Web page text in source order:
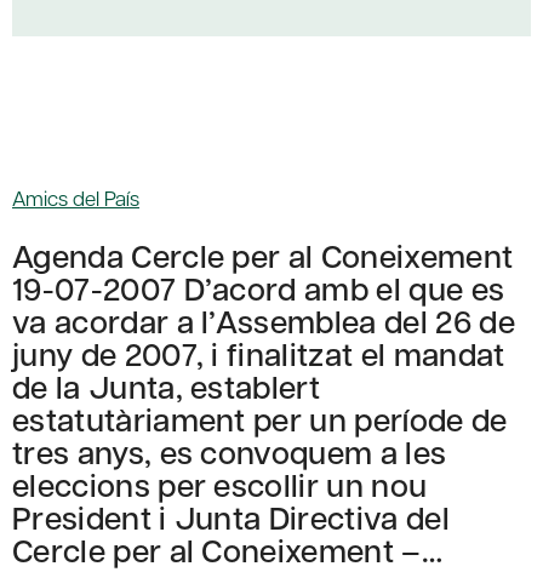
Amics del País
Agenda Cercle per al Coneixement
19-07-2007 D’acord amb el que es
va acordar a l’Assemblea del 26 de
juny de 2007, i finalitzat el mandat
de la Junta, establert
estatutàriament per un període de
tres anys, es convoquem a les
eleccions per escollir un nou
President i Junta Directiva del
Cercle per al Coneixement –…